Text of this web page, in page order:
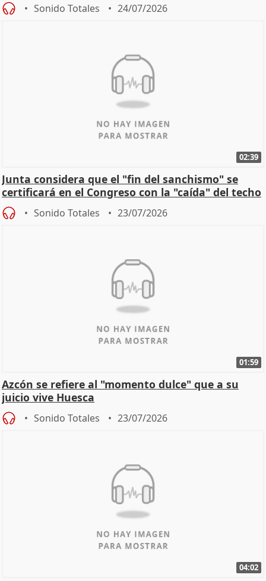
Sonido Totales 24/07/2026
02:39
Junta considera que el "fin del sanchismo" se
certificará en el Congreso con la "caída" del techo
de
Sonido Totales 23/07/2026
01:59
Azcón se refiere al "momento dulce" que a su
juicio vive Huesca
Sonido Totales 23/07/2026
04:02